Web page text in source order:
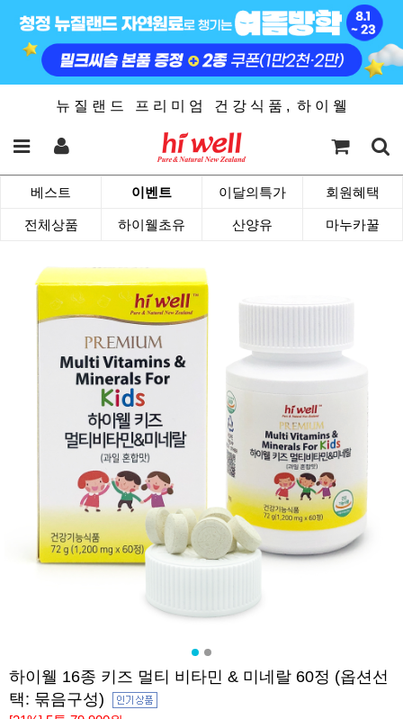
뉴 질 랜 드 프 리 미 엄 건 강 식 품 , 하 이 웰
베스트 이벤트 이달의특가 회원혜택
전체상품 하이웰초유 산양유 마누카꿀
하이웰 16종 키즈 멀티 비타민 & 미네랄 60정 (옵션선
택: 묶음구성)